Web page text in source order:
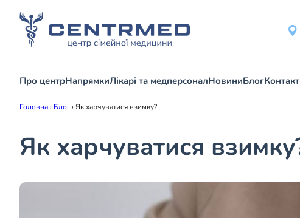
Про центрНапрямкиЛікарі та медперсоналНовиниБлог
Головна› Блог›Як харчуватися взимку?
Як харчуватися